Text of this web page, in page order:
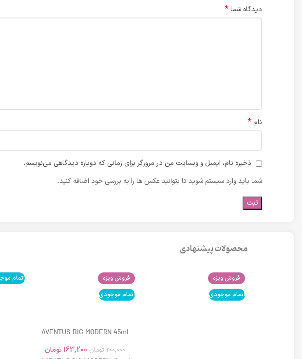
دیدگاه شما*
نام *
ذخیره نام، ایمیل و وبسایت من در مرورگر برای زمانی که دوباره دیدگاهی می‌نویسم.
شما باید وارد سیستم شوید تا بتوانید عکس ها را به بررسی خود اضافه کنید.
محصولات پیشنهادی
فروش ویژه
اتمام موجودی
فروش ویژه
اتمام موجودی
AVENTUS BIG MODERN 45ml
200,000 تومان 163,200تومان
اتمام